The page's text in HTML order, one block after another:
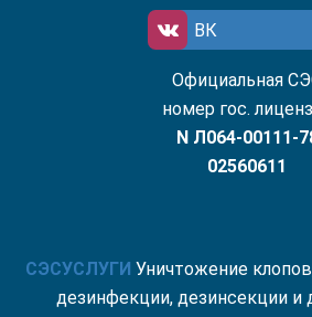
ВК
Официальная
номер гос.
N Л064-00111-
02560611
СЭСУСЛУГИ Уничтожение
дезинфекции, дезинсекции и